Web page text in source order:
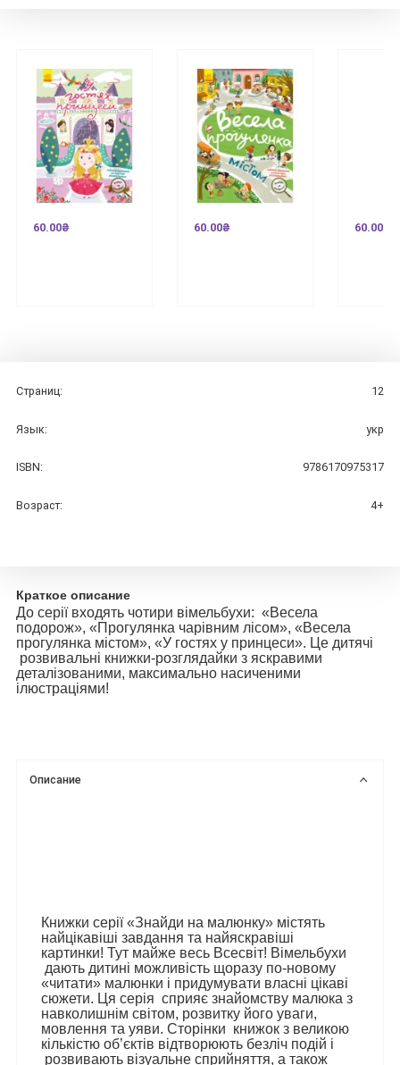
60.00₴ 60.00₴ 60.00₴
Страниц: 12
Язык: укр
ISBN: 9786170975317
Возраст: 4+
Краткое описание
До серії входять чотири вімельбухи: «Весела
подорож», «Прогулянка чарівним лісом», «Весела
прогулянка містом», «У гостях у принцеси». Це дитячі
розвивальні книжки-розглядайки з яскравими
деталізованими, максимально насиченими
ілюстраціями!
Описание
Книжки серії «Знайди на малюнку» містять
найцікавіші завдання та найяскравіші
картинки! Тут майже весь Всесвіт! Вімельбухи
дають дитині можливість щоразу по-новому
«читати» малюнки і придумувати власні цікаві
сюжети. Ця серія сприяє знайомству малюка з
навколишнім світом, розвитку його уваги,
мовлення та уяви. Сторінки книжок з великою
кількістю об’єктів відтворюють безліч подій і
розвивають візуальне сприйняття, а також